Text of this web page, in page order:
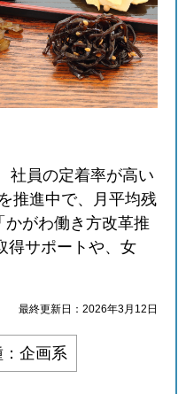
社員の定着率が高い
推進中で、月平均残
がわ働き方改革推
得サポートや、女
最終更新日：2026年3月12日
：企画系